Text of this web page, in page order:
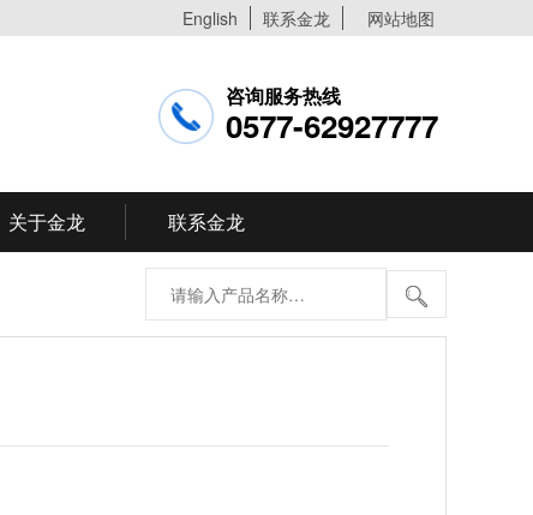
English 联系金龙 网站地图
咨询服务热线
0577-62927777
关于金龙 联系金龙